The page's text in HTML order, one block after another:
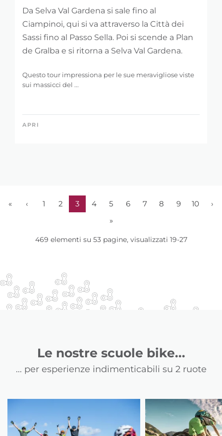
Da Selva Val Gardena si sale fino al
Ciampinoi, qui si va attraverso la Città dei
Sassi fino al Passo Sella. Poi si scende a Plan
de Gralba e si ritorna a Selva Val Gardena.
Questo tour impressiona per le sue meravigliose viste
sui massicci del ...
APRI
« ‹ 1 2 3 4 5 6 7 8 9 10
›
»
469 elementi su 53 pagine, visualizzati 19-27
Le nostre scuole bike...
... per esperienze indimenticabili su 2 ruote